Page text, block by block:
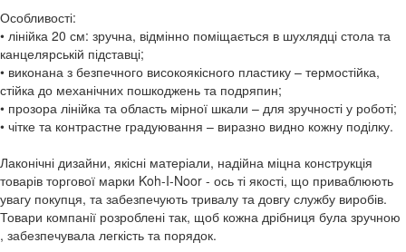
Особливості:
• лінійка 20 см: зручна, відмінно поміщається в шухлядці стола та
канцелярській підставці;
• виконана з безпечного високоякісного пластику – термостійка,
стійка до механічних пошкоджень та подряпин;
• прозора лінійка та область мірної шкали – для зручності у роботі;
• чітке та контрастне градуювання – виразно видно кожну поділку.
Лаконічні дизайни, якісні матеріали, надійна міцна конструкція
товарів торгової марки Koh-I-Noor - ось ті якості, що приваблюють
увагу покупця, та забезпечують тривалу та довгу службу виробів.
Товари компанії розроблені так, щоб кожна дрібниця була зручною
, забезпечувала легкість та порядок.